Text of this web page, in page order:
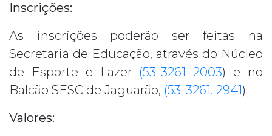
Inscrições:
As inscrições poderão ser feitas na
Secretaria de Educação, através do Núcleo
de Esporte e Lazer (53-3261 2003) e no
Balcão SESC de Jaguarão, (53-3261. 2941)
Valores: